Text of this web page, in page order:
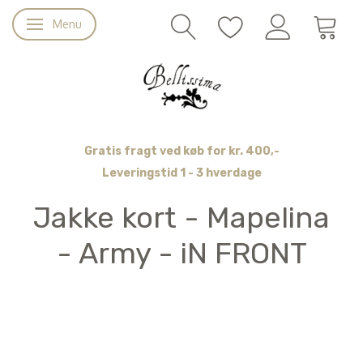
Skifte navigation
Menu
Gratis fragt ved køb for kr. 400,-
Leveringstid 1 - 3 hverdage
Jakke kort - Mapelina
- Army - iN FRONT